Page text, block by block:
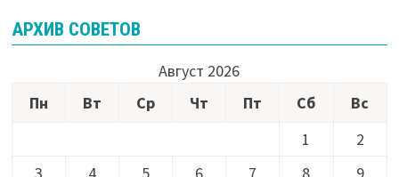
АРХИВ СОВЕТОВ
Август 2026
Пн
Вт Ср Чт Пт Сб
Вс
1
2